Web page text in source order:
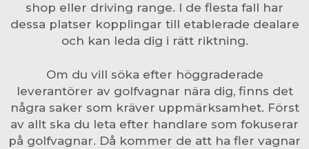
shop eller driving range. I de flesta fall har
dessa platser kopplingar till etablerade dealare
och kan leda dig i rätt riktning.
Om du vill söka efter höggraderade
leverantörer av golfvagnar nära dig, finns det
några saker som kräver uppmärksamhet. Först
av allt ska du leta efter handlare som fokuserar
på golfvagnar. Då kommer de att ha fler vagnar